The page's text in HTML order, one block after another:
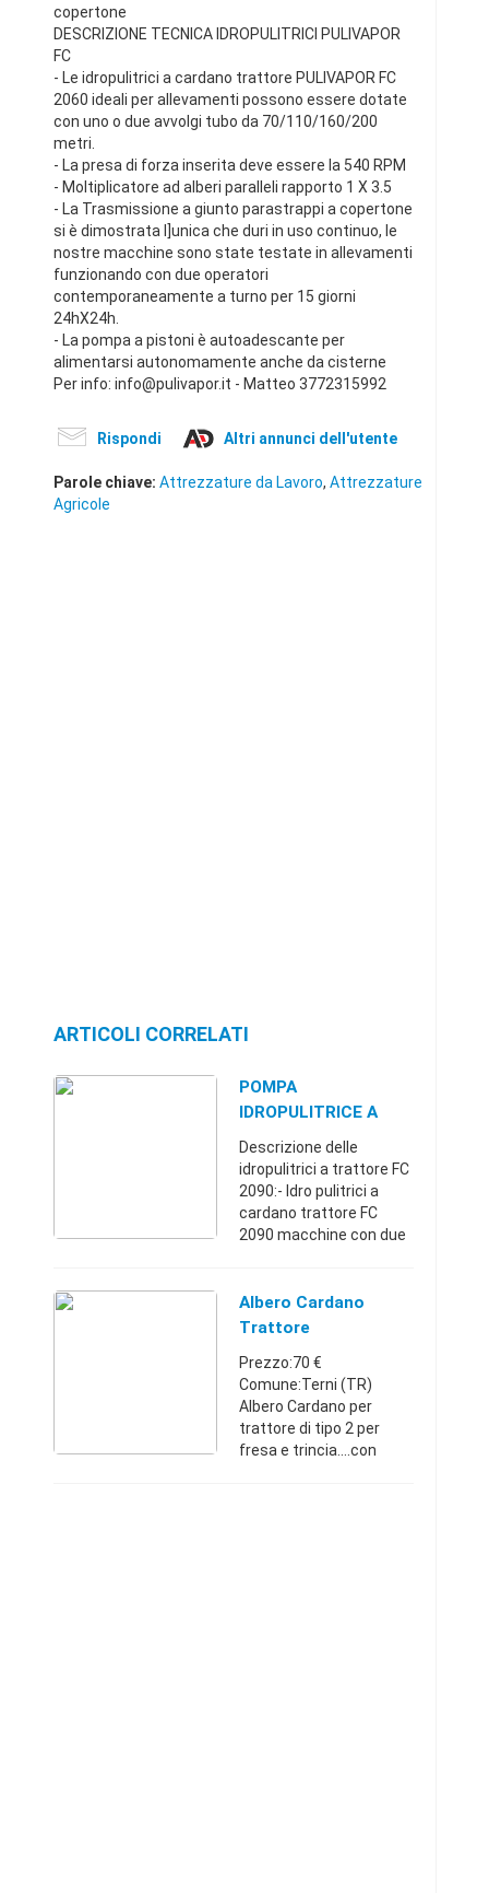
copertone
DESCRIZIONE TECNICA IDROPULITRICI PULIVAPOR
FC
- Le idropulitrici a cardano trattore PULIVAPOR FC
2060 ideali per allevamenti possono essere dotate
con uno o due avvolgi tubo da 70/110/160/200
metri.
- La presa di forza inserita deve essere la 540 RPM
- Moltiplicatore ad alberi paralleli rapporto 1 X 3.5
- La Trasmissione a giunto parastrappi a copertone
si è dimostrata l]unica che duri in uso continuo, le
nostre macchine sono state testate in allevamenti
funzionando con due operatori
contemporaneamente a turno per 15 giorni
24hX24h.
- La pompa a pistoni è autoadescante per
alimentarsi autonomamente anche da cisterne
Per info: info@pulivapor.it - Matteo 3772315992
Rispondi Altri annunci dell'utente
Parole chiave: Attrezzature da Lavoro, Attrezzature
Agricole
ARTICOLI CORRELATI
POMPA
IDROPULITRICE A
CARDANO TRATTORE
Descrizione delle
idropulitrici a trattore FC
2090:- Idro pulitrici a
cardano trattore FC
2090 macchine con due
150 metri ideali per
allevamenti avic ...
Albero Cardano
Trattore
Prezzo:70 €
Comune:Terni (TR)
Albero Cardano per
trattore di tipo 2 per
fresa e trincia....con